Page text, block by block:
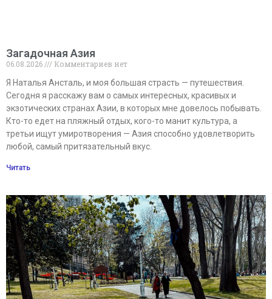
Загадочная Азия
06.08.2026
Комментариев нет
Я Наталья Ансталь, и моя большая страсть — путешествия.
Сегодня я расскажу вам о самых интересных, красивых и
экзотических странах Азии, в которых мне довелось побывать.
Кто-то едет на пляжный отдых, кого-то манит культура, а
третьи ищут умиротворения — Азия способно удовлетворить
любой, самый притязательный вкус.
Читать